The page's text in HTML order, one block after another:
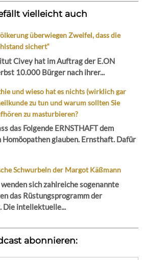
vielleicht auch
überwiegen Zweifel, dass die
sichert“
Civey hat im Auftrag der E.ON
10.000 Bürger nach ihrer...
und wieso hat es nichts (wirklich gar
zu tun und warum sollten Sie
zu masturbieren?
das Folgende ERNSTHAFT dem
glauben. Ernsthaft. Dafür
Schwurbeln der Margot Käßmann
sich zahlreiche sogenannte
das Rüstungsprogramm der
Die intellektuelle...
abonnieren: